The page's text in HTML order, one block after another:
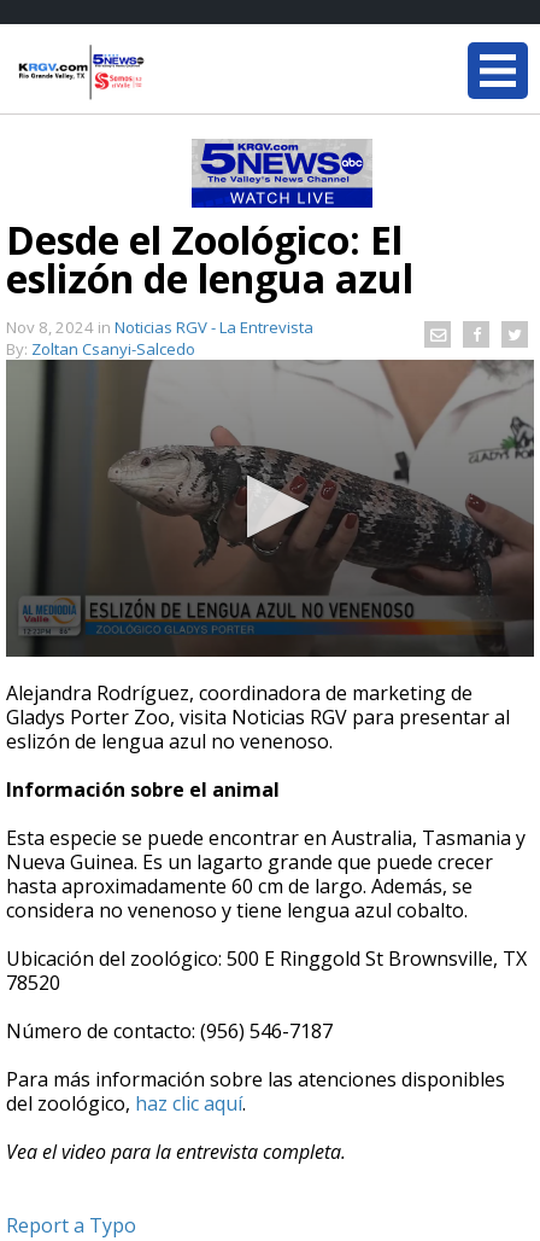
Desde el Zoológico: El
eslizón de lengua azul
Nov 8, 2024 in Noticias RGV - La Entrevista
By: Zoltan Csanyi-Salcedo
seconds
of
4
minutes,
seconds
Alejandra Rodríguez, coordinadora de marketing de
Gladys Porter Zoo, visita Noticias RGV para presentar al
eslizón de lengua azul no venenoso.
Información sobre el animal
Esta especie se puede encontrar en Australia, Tasmania y
Nueva Guinea. Es un lagarto grande que puede crecer
hasta aproximadamente 60 cm de largo. Además, se
considera no venenoso y tiene lengua azul cobalto.
Ubicación del zoológico: 500 E Ringgold St Brownsville, TX
78520
Número de contacto: (956) 546-7187
Para más información sobre las atenciones disponibles
del zoológico, haz clic aquí.
Vea el video para la entrevista completa.
Report a Typo